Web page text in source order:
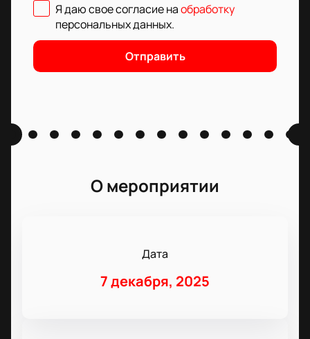
Я даю свое согласие наобработку
персональных данных.
Отправить
О мероприятии
Дата
7 декабря, 2025